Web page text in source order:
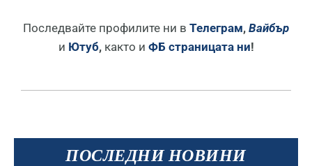
ПОСЛЕДНИ НОВИНИ
Последвайте профилите ни в Телеграм, Вайбър
и Ютуб, както и ФБ страницата ни!